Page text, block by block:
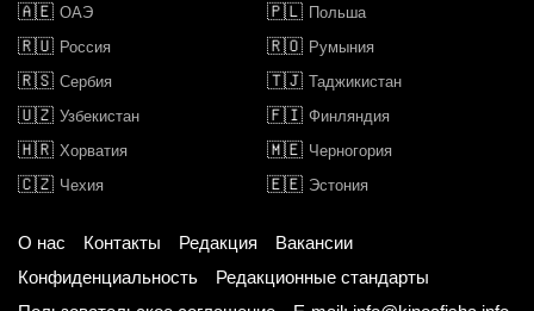
🇦🇪 ОАЭ 🇵🇱 Польша
🇷🇺 Россия 🇷🇴 Румыния
🇷🇸 Сербия 🇹🇯 Таджикистан
🇺🇿 Узбекистан 🇫🇮 Финляндия
🇭🇷 Хорватия 🇲🇪 Черногория
🇨🇿 Чехия 🇪🇪 Эстония
О нас Контакты Редакция
Вакансии
Конфиденциальность
Редакционные стандарты